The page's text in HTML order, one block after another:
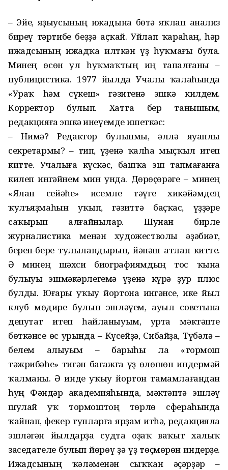
– Эйе, яҙыусының ижадына бөтә яҡлап анализ
биреү тәртибе беҙҙә аҫҡай. Уйлап ҡараһаң, һәр
ижадсының ижадҡа илткән үҙ һуҡмағы була.
Минең өсөн ул һуҡмаҡтың иң тапалғаны –
публицистика. 1977 йылда Учалы ҡалаһында
«Ураҡ һәм сүкеш» гәзитенә эшкә килдем.
Корректор булып. Хатта бер танышым,
редакцияға эшкә инеүемде ишеткәс:
– Нимә? Редактор булыпмы, әллә яуаплы
секретармы? – тип, үҙенә ҡалһа мыҫҡыл итеп
китте. Учалыға күскәс, башҡа эш тапмағанға
килеп ингәйнем мин унда. Дөрөҫөрәге – минең
«Ялан сейәһе» исемле тәүге хикәйәмдең
ҡулъяҙмаһын уҡып, гәзиттә баҫҡас, үҙҙәре
саҡырып алғайнылар. Шунан бирле
журналистика менән художестволы әҙәбиәт,
берен-бере тулыландырып, йәнәш атлап китте.
Ә минең шәхси биографиямдың тос ҡына
булыуы эшмәкәрлегемә үҙенә күрә ҙур плюс
булды. Юғары уҡыу йортона ингәнсе, ике йыл
клуб мөдире булып эшләүем, ауыл советына
депутат итеп һайланыуым, урта мәктәпте
бөткәнсе өс урында – Күсейҙә, Сибайҙа, Түбәлә –
белем алыуым – барыһы ла «тормош
тәжрибәһе» тигән багажға үҙ өлөшөн индермәй
ҡалманы. Ә инде уҡыу йортон тамамлағандан
һуң Фәндәр академияһында, мәктәптә эшләү
шулай уҡ тормоштоң төрлө сфераһында
ҡайнап, фекер тупларға ярҙам итһә, редакцияла
эшләгән йылдарҙа судта оҙаҡ ваҡыт халыҡ
заседателе булып йөрөү ҙә үҙ төҫмөрөн индерҙе.
Ижадсының ҡәләменән сыҡҡан әҫәрҙәр –